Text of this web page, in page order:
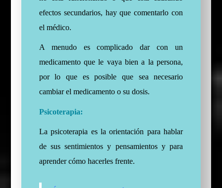
efectos secundarios, hay que comentarlo con
el médico.
A menudo es complicado dar con un
medicamento que le vaya bien a la persona,
por lo que es posible que sea necesario
cambiar el medicamento o su dosis.
Psicoterapia:
Lapsicoterapia es la orientación para hablar
de sus sentimientos y pensamientos y para
aprender cómo hacerles frente.